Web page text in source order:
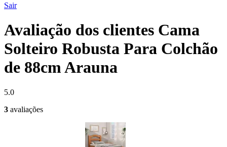
Sair
Avaliação dos clientes Cama
Solteiro Robusta Para Colchão
de 88cm Arauna
5.0
3 avaliações